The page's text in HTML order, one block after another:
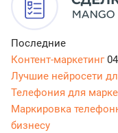
Последние
Контент-маркетинг
Лучшие нейросети
Телефония для
Маркировка
бизнесу